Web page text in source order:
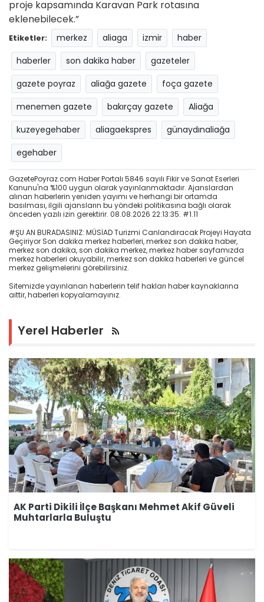
proje kapsamında Karavan Park rotasına
eklenebilecek.”
Etiketler: merkez aliaga izmir
haber
haberler
son dakika haber
gazeteler
gazete poyraz
aliağa gazete
foça gazete
menemen gazete
bakırçay gazete
Aliağa
kuzeyegehaber
aliagaekspres
günaydınaliağa
egehaber
GazetePoyraz.com Haber Portalı 5846 sayılı Fikir ve Sanat Eserleri
Kanunu'na %100 uygun olarak yayınlanmaktadır. Ajanslardan
alınan haberlerin yeniden yayımı ve herhangi bir ortamda
basılması, ilgili ajansların bu yöndeki politikasına bağlı olarak
önceden yazılı izin gerektirir. 08.08.2026 22:13:35. #1.11
#ŞU AN BURADASINIZ: MÜSİAD Turizmi Canlandıracak Projeyi Hayata
Geçiriyor Son dakika merkez haberleri, merkez son dakika haber,
merkez son dakika, son dakika merkez, merkez haber sayfamızda
merkez haberleri okuyabilir, merkez son dakika haberleri ve güncel
merkez gelişmelerini görebilirsiniz.
Sitemizde yayınlanan haberlerin telif hakları haber kaynaklarına
aittir, haberleri kopyalamayınız.
Yerel Haberler
AK Parti Dikili İlçe Başkanı Mehmet Akif Güveli
Muhtarlarla Buluştu